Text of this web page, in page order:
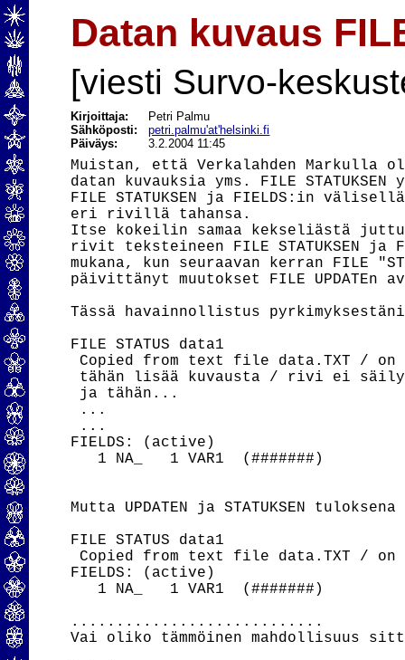
Datan kuvaus
[viesti Survo-
Kirjoittaja:
Petri Palmu
Sähköposti:petri.palmu'at'helsinki.fi
Päiväys:
3.2.2004 11:45
Muistan, että Verkalahden
datan kuvauksia yms. FILE
FILE STATUKSEN ja FIELDS:in
eri rivillä tahansa.
Itse kokeilin samaa kekseliästä
rivit teksteineen FILE STATUKSEN
mukana, kun seuraavan kerran FILE
päivittänyt muutokset FILE UPDATEn
Tässä havainnollistus
FILE STATUS data1
Copied from text file data.TXT / on
tähän lisää kuvausta / rivi ei säily
ja tähän...
...
...
FIELDS: (active)
   1 NA_   1 VAR1  (#######)
Mutta UPDATEN ja STATUKSEN
FILE STATUS data1
Copied from text file data.TXT / on
FIELDS: (active)
   1 NA_   1 VAR1  (#######)
............................
Vai oliko tämmöinen mahdollisuus